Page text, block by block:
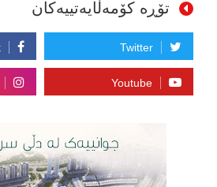
تۆڕە کۆمەڵایەتییەکان